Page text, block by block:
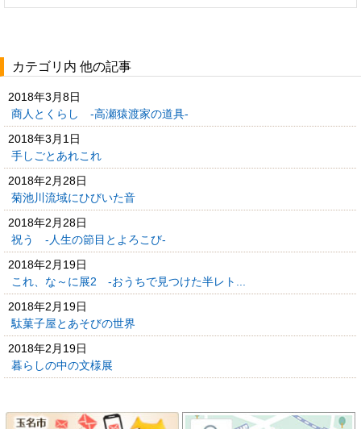
カテゴリ内 他の記事
2018年3月8日
商人とくらし -高瀬猿渡家の道具-
2018年3月1日
手しごとあれこれ
2018年2月28日
菊池川流域にひびいた音
2018年2月28日
祝う -人生の節目とよろこび-
2018年2月19日
これ、な～に展2 -おうちで見つけた半レト...
2018年2月19日
駄菓子屋とあそびの世界
2018年2月19日
暮らしの中の文様展